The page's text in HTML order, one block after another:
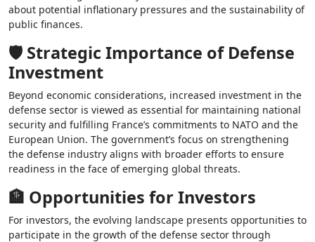
about potential inflationary pressures and the sustainability of
public finances.
🛡️ Strategic Importance of Defense
Investment
Beyond economic considerations, increased investment in the
defense sector is viewed as essential for maintaining national
security and fulfilling France’s commitments to NATO and the
European Union. The government’s focus on strengthening
the defense industry aligns with broader efforts to ensure
readiness in the face of emerging global threats.
🏦 Opportunities for Investors
For investors, the evolving landscape presents opportunities to
participate in the growth of the defense sector through